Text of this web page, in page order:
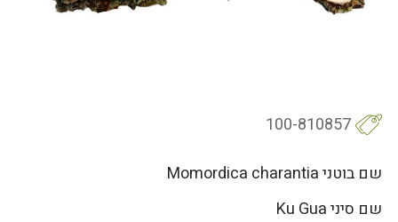
100-810857
שם בוטני Momordica charantia
שם סיני Ku Gua